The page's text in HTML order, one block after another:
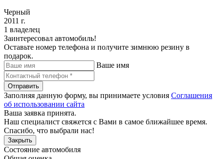
Черный
2011 г.
1 владелец
Заинтересовал автомобиль!
Оставьте номер телефона и получите зимнюю резину в
подарок.
Ваше имя
Отправить
Заполняя данную форму, вы принимаете условия Соглашения
об использовании сайта
Ваша заявка принята.
Наш специалист свяжется с Вами в самое ближайшее время.
Спасибо, что выбрали нас!
Закрыть
Состояние автомобиля